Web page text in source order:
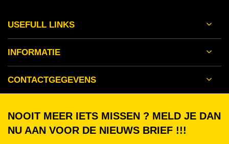
USEFULL LINKS
INFORMATIE
CONTACTGEGEVENS
NOOIT MEER IETS MISSEN ? MELD JE DAN
NU AAN VOOR DE NIEUWS BRIEF !!!